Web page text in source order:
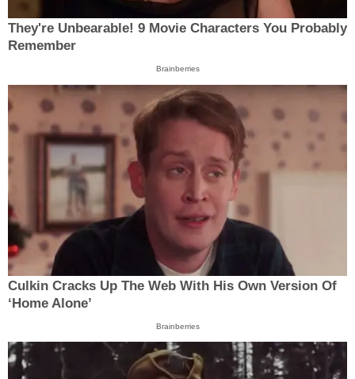
They're Unbearable! 9 Movie Characters You Probably
Remember
Brainberries
Culkin Cracks Up The Web With His Own Version Of
‘Home Alone’
Brainberries